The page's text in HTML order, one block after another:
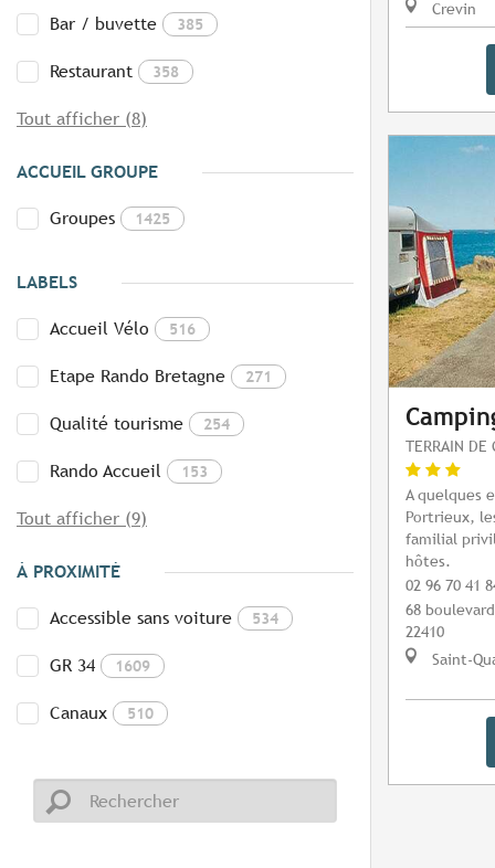
Bar / buvette 385
Restaurant 358
Tout afficher (8)
ACCUEIL GROUPE
Groupes 1425
LABELS
Accueil Vélo 516
Etape Rando Bretagne 271
Qualité tourisme 254
Rando Accueil 153
Tout afficher (9)
À PROXIMITÉ
Accessible sans voiture 534
GR 34 1609
Canaux 510
Crevin
TERRAIN DE
A quelques
Portrieux,
familial
hôtes.
02 96 70 41
68
22410
Saint-